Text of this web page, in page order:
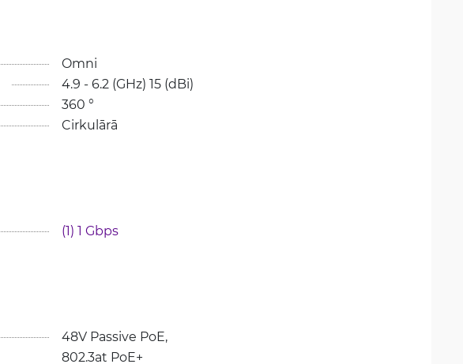
Omni
4.9 - 6.2 (GHz) 15 (dBi)
360 °
Cirkulārā
(1) 1 Gbps
48V Passive PoE,
802.3at PoE+